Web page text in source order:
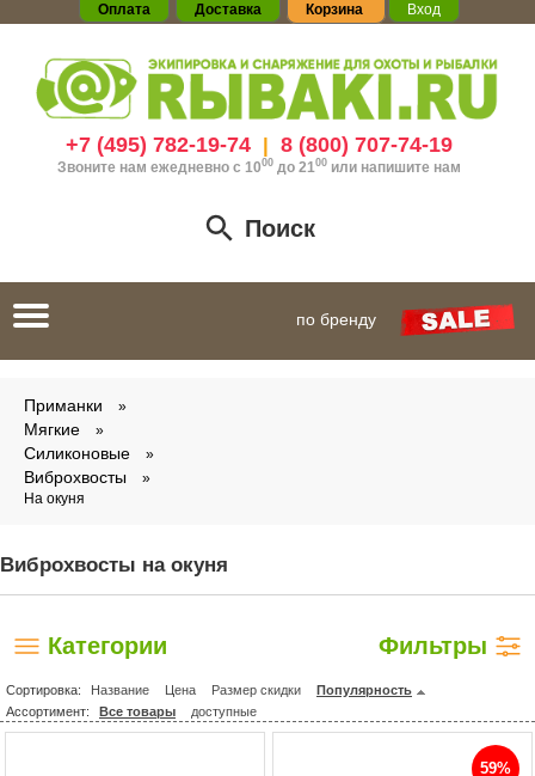
Оплата Доставка Корзина Вход
+7 (495) 782-19-74| 8 (800) 707-74-19
Звоните нам ежедневно с 1000до 21 00 или напишите нам
Поиск
Toggle
navigation
по бренду
Приманки
Мягкие
Силиконовые
Виброхвосты
На окуня
Виброхвосты на окуня
Категории Фильтры
Сортировка: Название Цена Размер скидки
Популярность
Ассортимент:
Все товары доступные
59%